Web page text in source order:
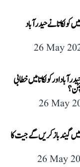
کولکاتا نے حیدرآباد
26 May
ایل 2024: حیدرآباد اور کولکاتا میں خطابی
26 May
گیندباز کریں گے جیت کا
26 May